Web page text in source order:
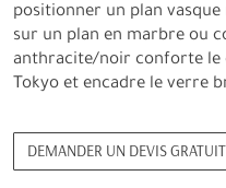
positionner un plan
sur un plan en marbre ou
anthracite/noir conforte le
Tokyo et encadre le verre
DEMANDER UN DEVIS GRATUIT